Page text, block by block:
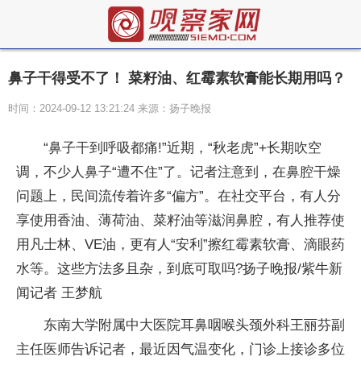
鼻子干得受不了！ 菜籽油、红霉素软膏能长期用吗？
时间：2024-09-12 13:21:24 来源：扬子晚报
“鼻子干到呼吸都痛!”近期，“秋老虎”+长期吹空
调，不少人鼻子“遭不住”了。记者注意到，在鼻腔干燥
问题上，民间流传着许多“偏方”。在社交平台，有人分
享使用香油、薄荷油、菜籽油等滋润鼻腔，有人推荐使
用凡士林、VE油，更有人“安利”擦红霉素软膏、滴眼药
水等。这些方法多且杂，到底可取吗?扬子晚报/紫牛新
闻记者 王梦航
东南大学附属中大医院耳鼻咽喉头颈外科王丽芬副
主任医师告诉记者，最近因气温变化，门诊上接诊多位